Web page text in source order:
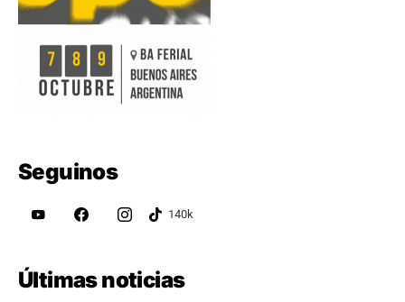
Seguinos
Últimas noticias